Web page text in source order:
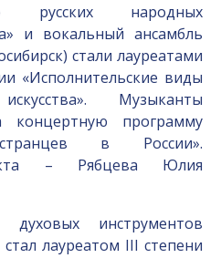
русских народных
и вокальный ансамбль
стали лауреатами
«Исполнительские виды
Музыканты
концертную программу
в России».
– Рябцева Юлия
духовых инструментов
стал лауреатом III степени